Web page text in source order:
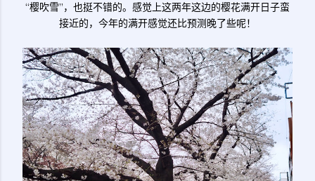
“樱吹雪”，也挺不错的。感觉上这两年这边的樱花满开日子蛮
接近的，今年的满开感觉还比预测晚了些呢！